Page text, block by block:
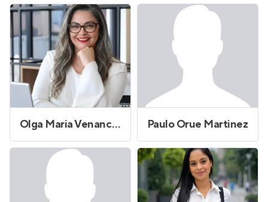
Olga Maria Venancio da Silva Paulo Orue Martinez